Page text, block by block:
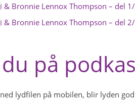
& Bronnie Lennox Thompson – del
& Bronnie Lennox Thompson – del
på
lydfilen på mobilen, blir lyden